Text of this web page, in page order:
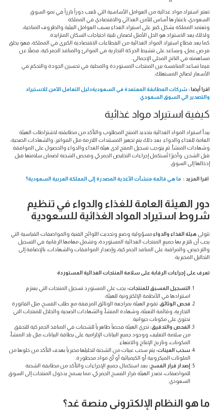
تعتبر استيراد مواد غذائية من العوامل الأساسية التي تلعب دوراً بارزاً في نمو السوق
السعودي، باعتبارها أساس للأمن الغذائي والاقتصادي في المملكة.
وتعتمد المملكة بشكل كبير على استيراد الغذاء بسبب العوامل البيئية والظروف المناخية،
ولذلك يعد الاستيراد هو الحل الأمثل لضمان تلبية احتياجات السكان المتزايدة.
كما يعد قطاع استيراد المواد الغذائية من القطاعات الاقتصادية الكبرى في المملكة، فهو يخلق
فرص عمل، ويساعد على تنشيط الحركة التجارية في الموانئ والمنافذ الجمركية، فضلاً عن
مساهمته في الناتج المحلي الإجمالي.
فيما تساعد المنافسة بين المنتجات المستوردة والمحلية في تحسين الجودة والتحكم في
الأسعار لصالح المستهلك.
اقرا أيضا :شركات المطابقة المعتمدة في السعوديةدليل التعامل الآمن للاستيراد
والتصدير الي السوق السعودي
كيفية استيراد مواد غذائية
يبدأ استيراد المواد الغذائية بتحديد المنتج المطلوب والتأكد من مطابقته لاشتراطات الهيئة
العامة للغذاء والدواء. بعد ذلك يتم تجهيز المستندات اللازمة مثل الفواتير، والشهادات الصحية،
وشهادات المنشأ. ثم يتوجب تسجيل المنتج لدى هيئة الغذاء والدواء والحصول على الموافقة
قبل الشحن. وأخيرًا تُستكمل إجراءات التخليص الجمركي وفحص الشحنة لضمان سلامتها قبل
إدخالها إلى السوق.
اقرا المزيد :ما هي قائمة منشآت الأغذية المصدرة إلى المملكة العربية السعودية؟
دور الهيئة العامة للغذاء والدواء في تنظيم
شروط استيراد المواد الغذائية للسعودية
تتولىهيئة الغذاء والدواءمسؤولية وضع وتحديث اللوائح الفنية والمواصفات القياسية التي
يجب أن تلتزم بها جميع المنتجات الغذائية المستوردة، وتشمل مهامها الرقابية في التسجيل
والترخيص، والمراقبة على المنافذ الجمركية، وإصدار الموافقات والشهادات، بالإضافة إلى
التحاليل المخبرية.
تعرف على إجراءات الرقابة على سلامة المنتجات الغذائية المستوردة
التسجيل المسبق للمنتجات:يجب على المستورد تسجيل المنتجات التي يعتزم
استيرادها في الأنظمة الإلكترونية للهيئة.
فحص الوثائق: تقوم الهيئة بمراجعة الوثائق المرفقة مع طلب الفسح، مثل الفاتورة
التجارية، وقائمة التعبئة، وشهادة المنشأ، والشهادات الصحية والحلال للمنتجات التي
تحتوي على مكونات حيوانية.
الفحص والتدقيق:تجري الهيئة فحصاً ظاهرياً للشحنات في المنافذ الجمركية للتحقق
من سلامة التغليف، ووجود جميع البيانات الإلزامية على بطاقة البيانات، مثل بلد المنشأ،
المكونات، وتاريخ الإنتاج والانتهاء.
سحب العينات:يتم سحب عينات من الشحنة لتحليلها مخبرياً بهدف التأكد من خلوها من
الملوثات الميكروبية أو الكيميائية أو أي مواد محظورة.
إصدار قرار الفسح:بعد استكمال جميع الإجراءات والتأكد من مطابقة الشحنة
للمواصفات، تصدر الهيئة قرار الفسح الجمركي، مما يسمح بدخول المنتجات إلى السوق
السعودي.
ما هو النظام الإلكتروني منصة غد؟